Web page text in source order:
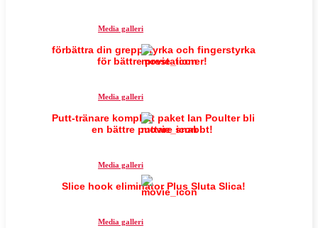
Media galleri
förbättra din greppstyrka och fingerstyrka
för bättre prestationer!
Media galleri
Putt-tränare komplett paket Ian Poulter bli
en bättre puttare snabbt!
Media galleri
Slice hook eliminator Plus Sluta Slica!
Media galleri